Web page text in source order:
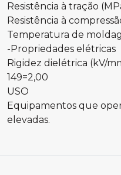
Resistência à tração
Resistência à
Temperatura de
-Propriedades elétricas
Rigidez dielétrica (kV/
149=2,00
USO
Equipamentos que
elevadas.